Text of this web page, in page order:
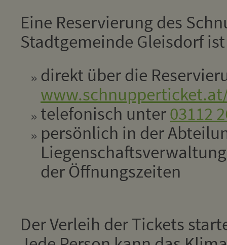
Eine Reservierung des
Stadtgemeinde Gleisdorf
direkt über die
telefonisch unter03112
persönlich in der
der Öffnungszeiten
Der Verleih der Tickets